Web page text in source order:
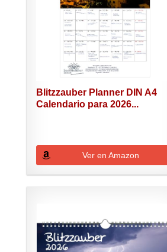
Blitzzauber Planner DIN A4
Calendario para 2026...
Ver en Amazon